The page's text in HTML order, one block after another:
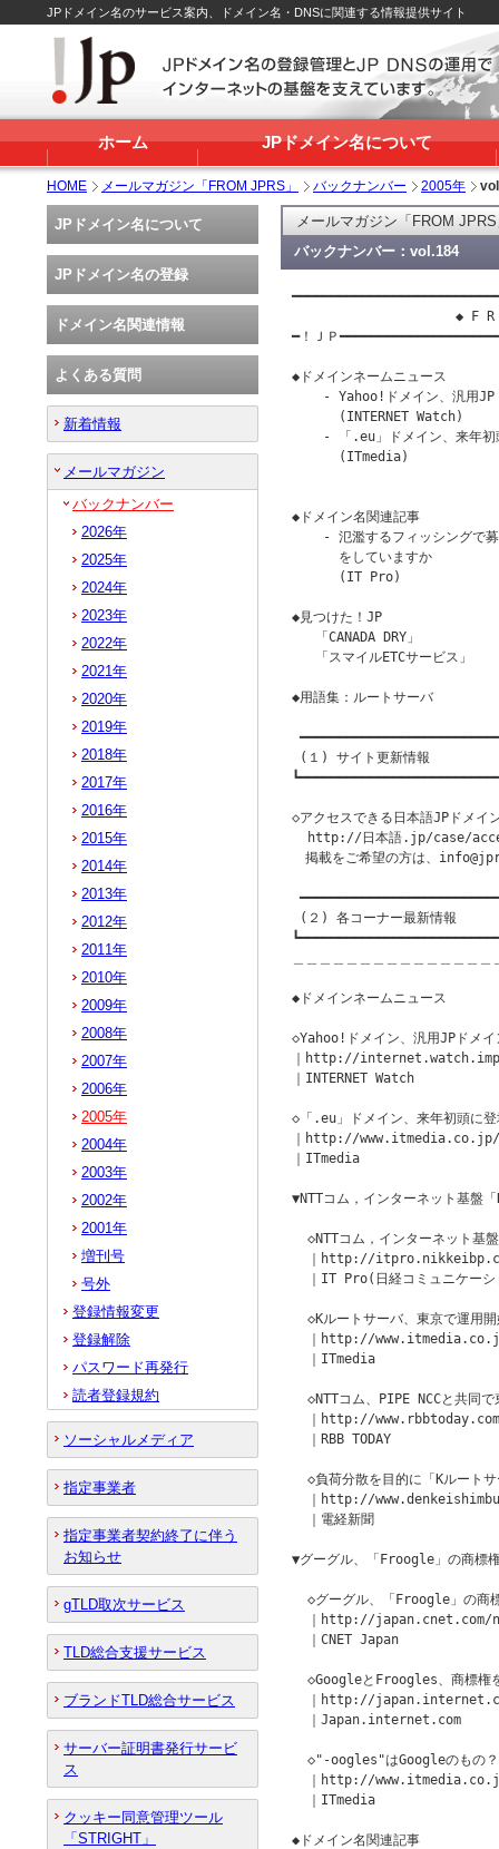
JPドメイン名のサービス案内、ドメイン名・DNSに関連する情報提供サイト
ホーム JPドメイン名について
HOME メールマガジン「FROM JPRS」 バックナンバー 2005年
メールマガジン「FROM
バックナンバー：vol.184
◆ F
━！ＪＰ
◆ドメインネームニュース
- Yahoo!ドメイン、汎用JP
      (INTERNET Watch)
- 「.eu」ドメイン、来年初
      (ITmedia)
◆ドメイン名関連記事
- 氾濫するフィッシングで
      をしていますか
      (IT Pro)
◆見つけた！JP
   「CANADA DRY」
   「スマイルETCサービス」
◆用語集：ルートサーバ
(１) サイト更新情報
◇アクセスできる日本語JPドメ
http://日本語.jp/case/
掲載をご希望の方は、
(２) 各コーナー最新情報
◆ドメインネームニュー
◇Yahoo!ドメイン、汎用JPドメイ
｜http://
｜INTERNET Watch
◇「.eu」ドメイン、来年初頭に登
｜http://
｜ITmedia
▼NTTコム，インターネット基盤
◇NTTコム，インターネット基
｜http://
｜IT Pro(日経コミュニケーシ
◇Kルートサーバ、東京で運用開
｜http://
  ｜ITmedia
◇NTTコム、PIPE NCCと共同で
｜http://
  ｜RBB TODAY
◇負荷分散を目的に「Kルート
｜http://
  ｜電経新聞
▼グーグル、「Froogle」の商標
◇グーグル、「Froogle」の商
｜http://
  ｜CNET Japan
◇GoogleとFroogles、商標権
｜http://
  ｜Japan.internet.com
  ◇"-oogles"はGoogleのもの？
｜http://
  ｜ITmedia
◆ドメイン名関連記事
JPドメイン名について
JPドメイン名の登録
ドメイン名関連情報
よくある質問
新着情報
メールマガジン
バックナンバー
2026年
2025年
2024年
2023年
2022年
2021年
2020年
2019年
2018年
2017年
2016年
2015年
2014年
2013年
2012年
2011年
2010年
2009年
2008年
2007年
2006年
2005年
2004年
2003年
2002年
2001年
増刊号
号外
登録情報変更
登録解除
パスワード再発行
読者登録規約
ソーシャルメディア
指定事業者
指定事業者契約終了に伴う
お知らせ
gTLD取次サービス
TLD総合支援サービス
ブランドTLD総合サービス
サーバー証明書発行サービ
ス
クッキー同意管理ツール
「STRIGHT」